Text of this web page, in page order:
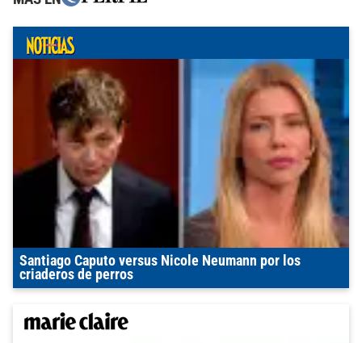
Santiago Caputo versus Nicole Neumann por los
criaderos de perros